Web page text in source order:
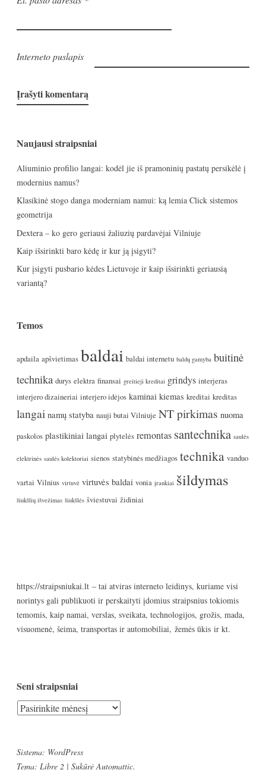
Interneto puslapis
Naujausi straipsniai
Aliuminio profilio langai: kodėl jie iš pramoninių pastatų persikėlė į
modernius namus?
Klasikinė stogo danga moderniam namui: ką lemia Click sistemos
geometrija
Dextera – ko gero geriausi žaliuzių pardavėjai Vilniuje
Kaip išsirinkti baro kėdę ir kur ją įsigyti?
Kur įsigyti pusbario kėdes Lietuvoje ir kaip išsirinkti geriausią
variantą?
Temos
apdaila apšvietimas baldai baldai internetu baldų gamyba buitinė
technika durys elektra finansai greitieji kreditai grindys interjeras
interjero dizaineriai interjero idėjos kaminai kiemas kreditai kreditas
langai namų statyba nauji butai Vilniuje NT pirkimas nuoma
paskolos plastikiniai langai plytelės remontas santechnika saulės
elektrinės saulės kolektoriai sienos statybinės medžiagos technika vanduo
vartai Vilnius virtuvė virtuvės baldai vonia įrankiai šildymas
šiukšlių išvežimas šiukšlės šviestuvai židiniai
https://straipsniukai.lt – tai atviras interneto leidinys, kuriame visi
norintys gali publikuoti ir perskaityti įdomius straipsnius tokiomis
temomis, kaip namai, verslas, sveikata, technologijos, grožis, mada,
visuomenė, šeima, transportas ir automobiliai, žemės ūkis ir kt.
Seni straipsniai
Seni
Sistema: WordPress
Tema: Libre 2 | Sukūrė Automattic.